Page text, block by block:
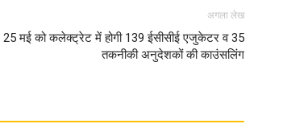
अगला लेख
25 मई को कलेक्ट्रेट में होगी 139 ईसीसीई एजुकेटर व 35
तकनीकी अनुदेशकों की काउंसलिंग